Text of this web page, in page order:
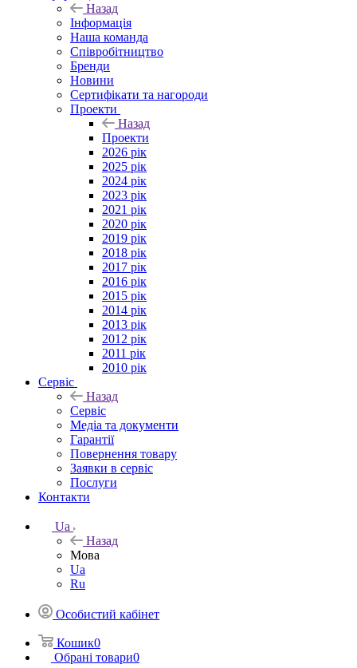
Назад
Інформація
Наша команда
Співробітництво
Бренди
Новини
Сертифікати та нагороди
Проекти
Назад
Проекти
2026 рік
2025 рік
2024 рік
2023 рік
2021 рік
2020 рік
2019 рік
2018 рік
2017 рік
2016 рік
2015 рік
2014 рік
2013 рік
2012 рік
2011 рік
2010 рік
Сервіс
Назад
Сервіс
Медіа та документи
Гарантії
Повернення товару
Заявки в сервіс
Послуги
Контакти
Ua
Назад
Мова
Ua
Ru
Особистий кабінет
Кошик0
Обрані товари0